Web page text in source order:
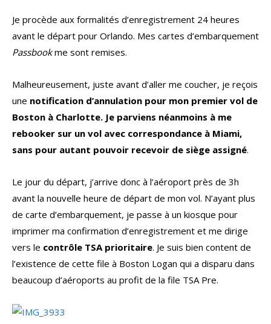
Je procède aux formalités d’enregistrement 24 heures
avant le départ pour Orlando. Mes cartes d’embarquement
Passbookme sont remises.
Malheureusement, juste avant d’aller me coucher, je reçois
une notification d’annulation pour mon premier vol de
Boston à Charlotte. Je parviens néanmoins à me
rebooker sur un vol avec correspondance à Miami,
sans pour autant pouvoir recevoir de siège assigné.
Le jour du départ, j’arrive donc à l’aéroport près de 3h
avant la nouvelle heure de départ de mon vol. N’ayant plus
de carte d’embarquement, je passe à un kiosque pour
imprimer ma confirmation d’enregistrement et me dirige
vers le contrôle TSA prioritaire. Je suis bien content de
l’existence de cette file à Boston Logan qui a disparu dans
beaucoup d’aéroports au profit de la file TSA Pre.